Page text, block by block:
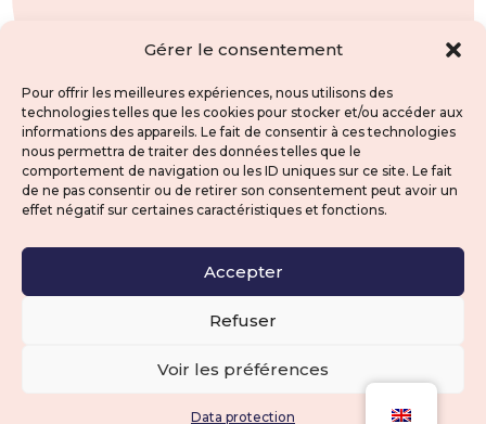
Gérer le consentement
Pour offrir les meilleures expériences, nous utilisons des
technologies telles que les cookies pour stocker et/ou accéder aux
informations des appareils. Le fait de consentir à ces technologies
nous permettra de traiter des données telles que le
comportement de navigation ou les ID uniques sur ce site. Le fait
de ne pas consentir ou de retirer son consentement peut avoir un
effet négatif sur certaines caractéristiques et fonctions.
Accepter
Refuser
Voir les préférences
Data protection
CLR AVOCAT • AGENCE